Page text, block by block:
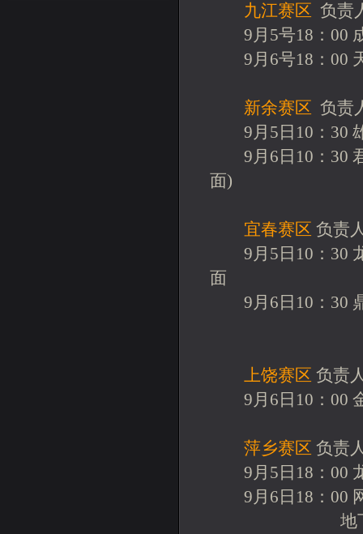
九江赛区 负责
9月5号18：00
9月6号18：00
新余赛区 负责
9月5日10：30
9月6日10：30 君
面)
宜春赛区 负责
9月5日10：30 龙
面
9月6日10：30 鼎
上饶赛区 负责
9月6日10：00
萍乡赛区 负责
9月5日18：00
9月6日18：00
地